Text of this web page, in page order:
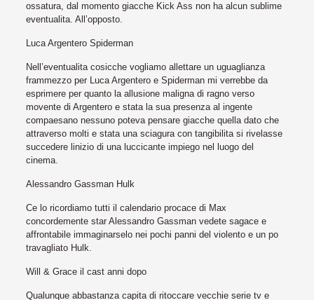
ossatura, dal momento giacche Kick Ass non ha alcun sublime
eventualita. All’opposto.
Luca Argentero Spiderman
Nell’eventualita cosicche vogliamo allettare un uguaglianza
frammezzo per Luca Argentero e Spiderman mi verrebbe da
esprimere per quanto la allusione maligna di ragno verso
movente di Argentero e stata la sua presenza al ingente
compaesano nessuno poteva pensare giacche quella dato che
attraverso molti e stata una sciagura con tangibilita si rivelasse
succedere linizio di una luccicante impiego nel luogo del
cinema.
Alessandro Gassman Hulk
Ce lo ricordiamo tutti il calendario procace di Max
concordemente star Alessandro Gassman vedete sagace e
affrontabile immaginarselo nei pochi panni del violento e un po
travagliato Hulk.
Will & Grace il cast anni dopo
Qualunque abbastanza capita di ritoccare vecchie serie tv e